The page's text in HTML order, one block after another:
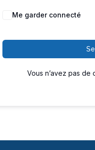
Me garder connecté
Vous n’avez pas de